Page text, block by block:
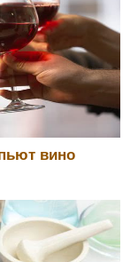
вино